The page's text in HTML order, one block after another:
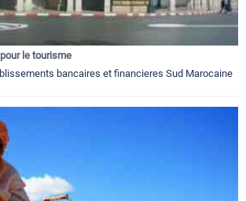
le tourisme
bancaires et financieres Sud Marocaine